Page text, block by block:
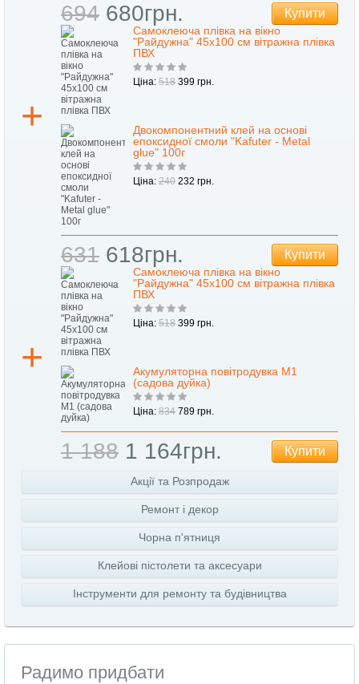
694 680грн. Купити
Самоклеюча плівка на вікно
"Райдужна" 45х100 см вітражна плівка
ПВХ
Ціна: 518 399 грн.
Двокомпонентний клей на основі
епоксидної смоли "Kafuter - Metal
glue" 100г
Ціна: 240 232 грн.
631 618грн. Купити
Самоклеюча плівка на вікно
"Райдужна" 45х100 см вітражна плівка
ПВХ
Ціна: 518 399 грн.
Акумуляторна повітродувка M1
(садова дуйка)
Ціна: 834 789 грн.
1 188 1 164грн. Купити
Акції та Розпродаж
Ремонт і декор
Чорна п'ятниця
Клейові пістолети та аксесуари
Інструменти для ремонту та будівництва
Радимо придбати